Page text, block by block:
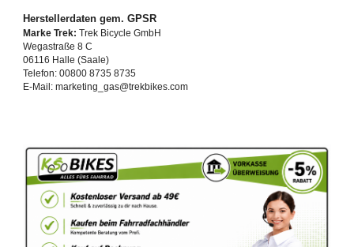
Herstellerdaten gem. GPSR
Marke Trek: Trek Bicycle GmbH
Wegastraße 8 C
06116 Halle (Saale)
Telefon: 00800 8735 8735
E-Mail: marketing_gas@trekbikes.com